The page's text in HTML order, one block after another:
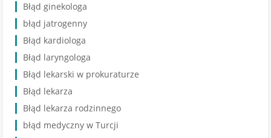
Błąd ginekologa
błąd jatrogenny
Błąd kardiologa
Błąd laryngologa
Błąd lekarski w prokuraturze
Błąd lekarza
Błąd lekarza rodzinnego
błąd medyczny w Turcji